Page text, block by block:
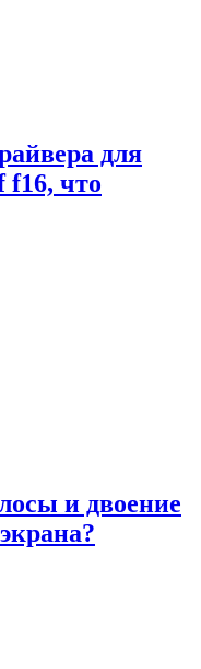
для
f16, что
и двоение